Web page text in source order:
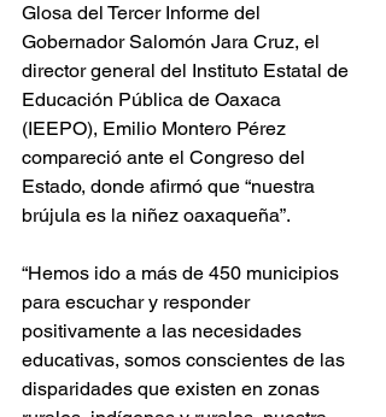
Glosa del Tercer Informe del
Gobernador Salomón Jara Cruz, el
director general del Instituto Estatal de
Educación Pública de Oaxaca
(IEEPO), Emilio Montero Pérez
compareció ante el Congreso del
Estado, donde afirmó que “nuestra
brújula es la niñez oaxaqueña”.
“Hemos ido a más de 450 municipios
para escuchar y responder
positivamente a las necesidades
educativas, somos conscientes de las
disparidades que existen en zonas